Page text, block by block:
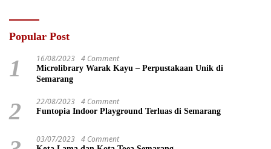
Popular Post
1 16/08/2023 4 Comment
Microlibrary Warak Kayu – Perpustakaan Unik di
Semarang
2 22/08/2023 4 Comment
Funtopia Indoor Playground Terluas di Semarang
03/07/2023 4 Comment